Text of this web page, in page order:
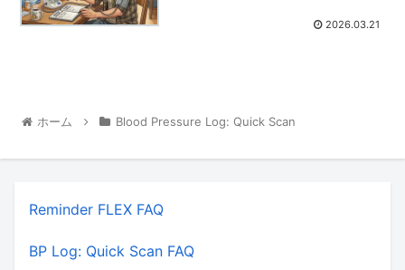
2026.03.21
ホーム Blood Pressure Log: Quick Scan
Reminder FLEX FAQ
BP Log: Quick Scan FAQ